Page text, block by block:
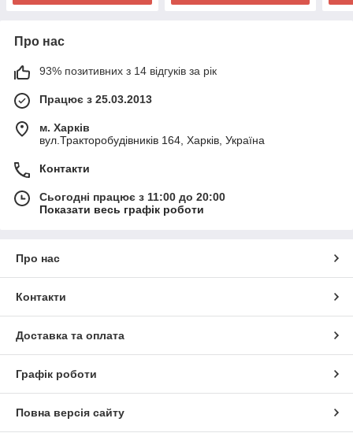
Про нас
93% позитивних з 14 відгуків за рік
Працює з 25.03.2013
м. Харків
вул.Тракторобудівників 164, Харків, Україна
Контакти
Сьогодні працює з 11:00 до 20:00
Показати весь графік роботи
Про нас
Контакти
Доставка та оплата
Графік роботи
Повна версія сайту